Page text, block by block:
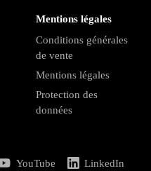
Mentions légales
Conditions générales
de vente
Mentions légales
Protection des
données
YouTube LinkedIn